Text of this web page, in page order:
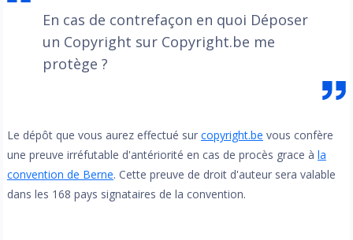
En cas de contrefaçon en quoi Déposer
un Copyright sur Copyright.be me
protège ?
Le dépôt que vous aurez effectué sur copyright.be vous confère
une preuve irréfutable d'antériorité en cas de procès grace à la
convention de Berne. Cette preuve de droit d'auteur sera valable
dans les 168 pays signataires de la convention.